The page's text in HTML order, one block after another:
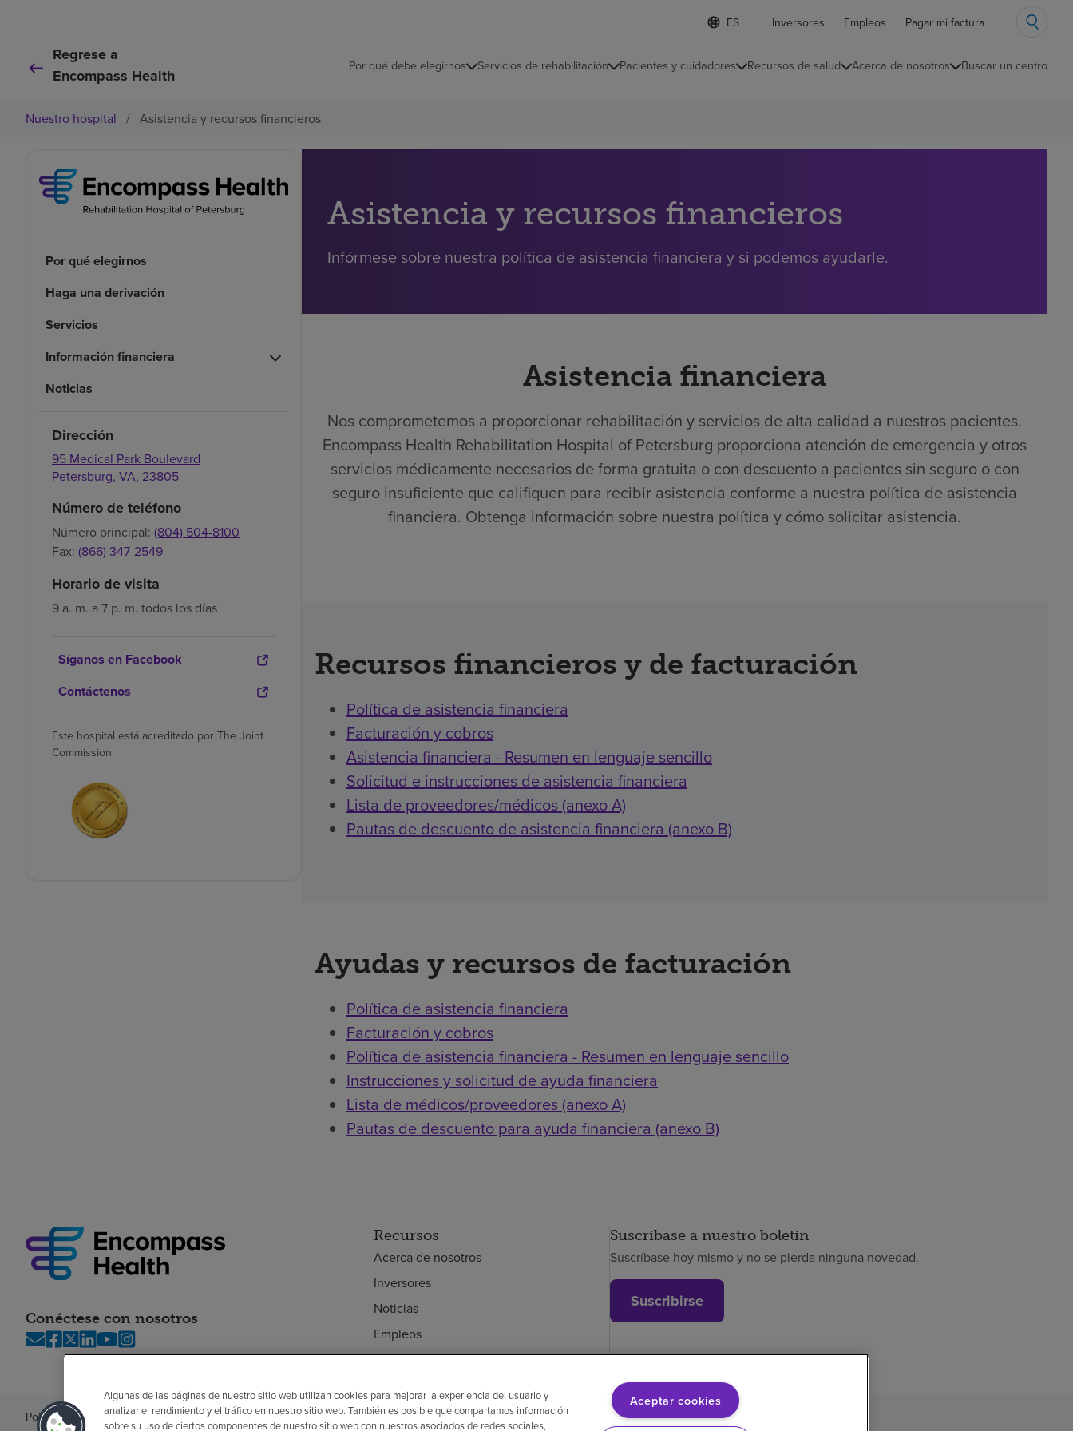
Lista
de
contraída
d
o
m
e
o
n
d
Inversores Empleos Pagar mi factura
Regrese a
Encompass Health
Por qué debe elegirnos Servicios de rehabilitación Pacientes y cuidadores Recursos de salud Acerca de nosotros Buscar un centro
Nuestro hospital / Asistencia y recursos financieros
Por qué elegirnos
Haga una derivación
Servicios
Información financiera
Noticias
Dirección
95 Medical Park Boulevard
Petersburg, VA, 23805
Número de teléfono
Número principal: (804) 504-8100
Fax: (866) 347-2549
Horario de visita
9 a. m. a 7 p. m. todos los días
Síganos en Facebook
Contáctenos
Este hospital está acreditado por The Joint
Commission
Asistencia y recursos financieros
Infórmese sobre nuestra política de asistencia financiera y si podemos ayudarle.
Asistencia financiera
Nos comprometemos a proporcionar rehabilitación y servicios de alta calidad a nuestros pacientes.
Encompass Health Rehabilitation Hospital of Petersburg proporciona atención de emergencia y otros
servicios médicamente necesarios de forma gratuita o con descuento a pacientes sin seguro o con
seguro insuficiente que califiquen para recibir asistencia conforme a nuestra política de asistencia
financiera. Obtenga información sobre nuestra política y cómo solicitar asistencia.
Recursos financieros y de facturación
Política de asistencia financiera
Facturación y cobros
Asistencia financiera - Resumen en lenguaje sencillo
Solicitud e instrucciones de asistencia financiera
Lista de proveedores/médicos (anexo A)
Pautas de descuento de asistencia financiera (anexo B)
Ayudas y recursos de facturación
Política de asistencia financiera
Facturación y cobros
Política de asistencia financiera - Resumen en lenguaje sencillo
Instrucciones y solicitud de ayuda financiera
Lista de médicos/proveedores (anexo A)
Pautas de descuento para ayuda financiera (anexo B)
Conéctese con nosotros
Recursos
Acerca de nosotros
Inversores
Noticias
Empleos
Empleados
Suscríbase a nuestro boletín
Suscríbase hoy mismo y no se pierda ninguna novedad.
Suscribirse
Política de privacidadLegalSin sorpresas AccesibilidadSi no habla inglésAviso de no discriminaciónCumplimiento de los proveedoresTransparencia de precios
Algunas de las páginas de nuestro sitio web utilizan cookies para mejorar la experiencia del usuario y
analizar el rendimiento y el tráfico en nuestro sitio web. También es posible que compartamos información
sobre su uso de ciertos componentes de nuestro sitio web con nuestros asociados de redes sociales,
Aceptar cookies